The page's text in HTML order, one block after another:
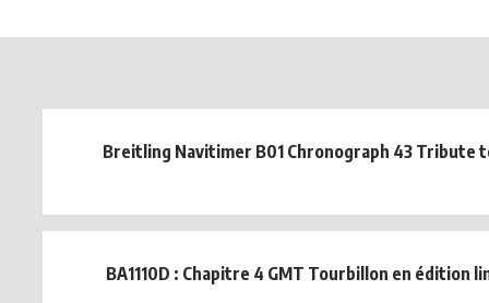
Breitling Navitimer B01 Chronograph 43 Tribute
BA1110D : Chapitre 4 GMT Tourbillon en édition